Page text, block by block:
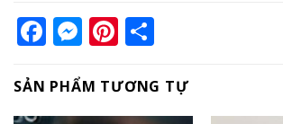
Facebook
Messenger
Pinterest
SẢN PHẨM TƯƠNG TỰ